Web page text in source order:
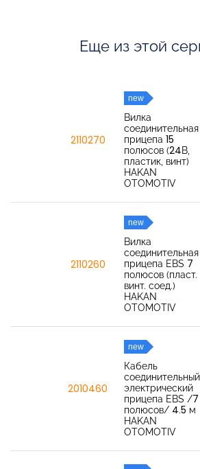
Еще из этой
2110270
new
Вилка
соединительная
прицепа 15
полюсов (24В,
пластик, винт)
HAKAN
OTOMOTIV
2110260
new
Вилка
соединительная
прицепа EBS 7
полюсов (пласт.
винт. соед.)
HAKAN
OTOMOTIV
2010460
new
Кабель
соединительный
электрический
прицепа EBS /7
полюсов/ 4.5 м
HAKAN
OTOMOTIV